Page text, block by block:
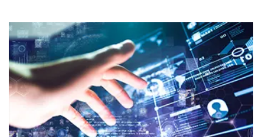
2026年07月01日 イベント
ISR社主催セミナー『迫る、経済産業省「サプライチェ
ーン強化に向けたセキュリティ対策評価制度」今すぐ
始める課題の可視化と対策準備』出展のご案内
2026年07月01日 イベント